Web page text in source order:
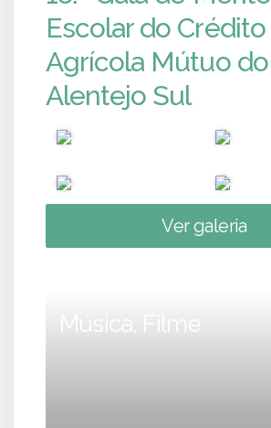
Escolar do Crédito
Agrícola Mútuo do
Alentejo Sul
Ver galeria
Música, Filme